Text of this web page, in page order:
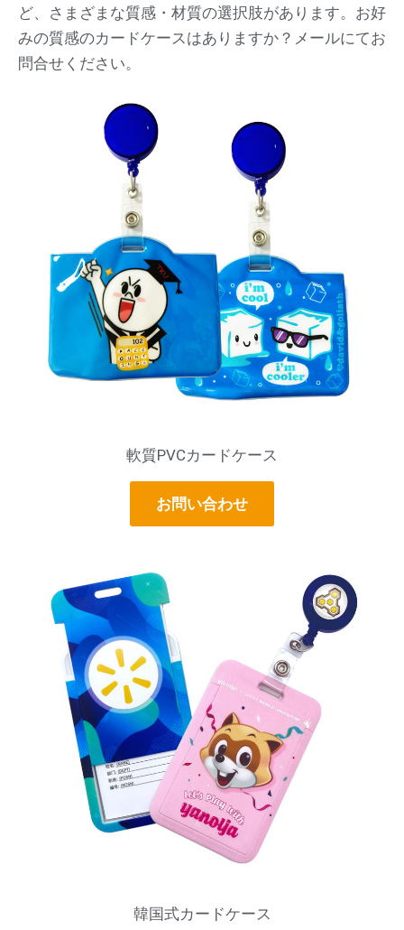
ど、さまざまな質感・材質の選択肢があります。お好
みの質感のカードケースはありますか？メールにてお
問合せください。
軟質PVCカードケース
お問い合わせ
韓国式カードケース